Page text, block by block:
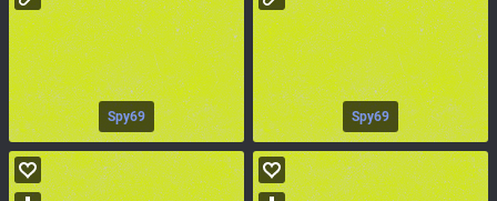
Spy69 Spy69